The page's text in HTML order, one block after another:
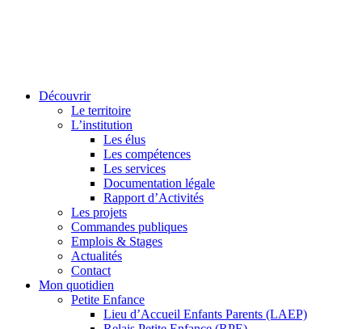
Découvrir
Le territoire
L’institution
Les élus
Les compétences
Les services
Documentation légale
Rapport d’Activités
Les projets
Commandes publiques
Emplois & Stages
Actualités
Contact
Mon quotidien
Petite Enfance
Lieu d’Accueil Enfants Parents (LAEP)